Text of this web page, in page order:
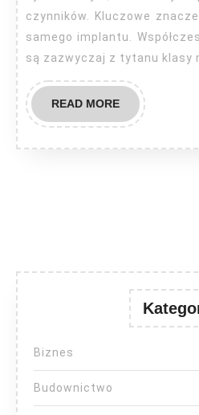
czynników. Kluczowe
samego implantu.
są zazwyczaj z tytanu klasy
READ MOREREAD
MORE
Biznes
Budownictwo